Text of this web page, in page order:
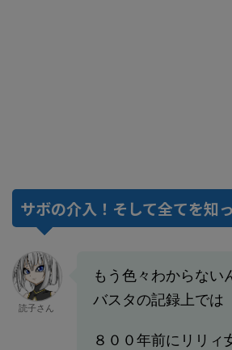
サボの介入！そして全てを知
読子さん
もう色々わからない
バスタの記録上では
８００年前にリリィ